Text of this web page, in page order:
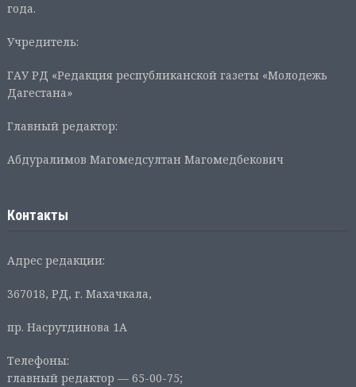
года.
Учредитель:
ГАУ РД «Редакция республиканской газеты «Молодежь
Дагестана»
Главный редактор:
Абдуралимов Магомедсултан Магомедбекович
Контакты
Адрес редакции:
367018, РД, г. Махачкала,
пр. Насрутдинова 1А
Телефоны:
главный редактор — 65-00-75;